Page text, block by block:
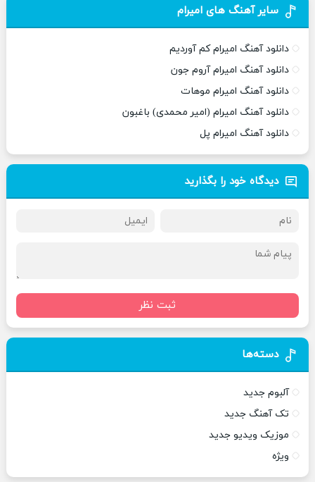
سایر آهنگ های امیرام
دانلود آهنگ امیرام کم آوردیم
دانلود آهنگ امیرام آروم جون
دانلود آهنگ امیرام موهات
دانلود آهنگ امیرام (امیر محمدی) باغبون
دانلود آهنگ امیرام پل
دیدگاه خود را بگذارید
ثبت نظر
دسته‌ها
آلبوم جدید
تک آهنگ جدید
موزیک ویدیو جدید
ویژه